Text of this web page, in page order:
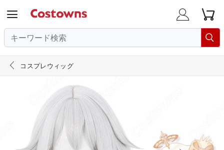
  

 コスプレウィッグ